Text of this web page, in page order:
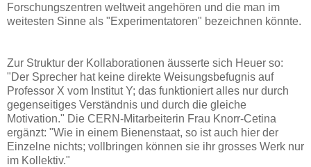
Forschungszentren weltweit angehören und die man im
weitesten Sinne als "Experimentatoren" bezeichnen könnte.
Zur Struktur der Kollaborationen äusserte sich Heuer so:
"Der Sprecher hat keine direkte Weisungsbefugnis auf
Professor X vom Institut Y; das funktioniert alles nur durch
gegenseitiges Verständnis und durch die gleiche
Motivation." Die CERN-Mitarbeiterin Frau Knorr-Cetina
ergänzt: "Wie in einem Bienenstaat, so ist auch hier der
Einzelne nichts; vollbringen können sie ihr grosses Werk nur
im Kollektiv."